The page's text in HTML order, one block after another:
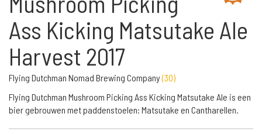
Ass Kicking Matsutake Ale
Harvest 2017
Flying Dutchman Nomad Brewing Company(30)
Flying Dutchman Mushroom Picking Ass Kicking Matsutake Ale is een
bier gebrouwen met paddenstoelen: Matsutake en Cantharellen.